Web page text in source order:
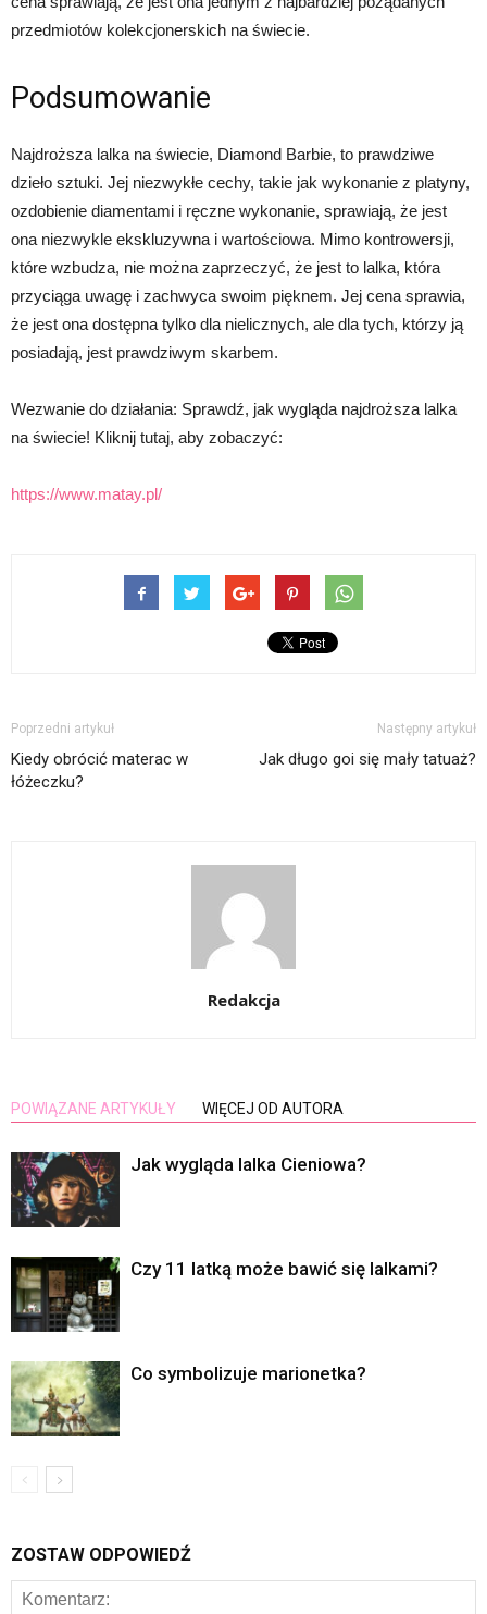
przedmiotów kolekcjonerskich na świecie.
Podsumowanie
Najdroższa lalka na świecie, Diamond Barbie, to prawdziwe
dzieło sztuki. Jej niezwykłe cechy, takie jak wykonanie z platyny,
ozdobienie diamentami i ręczne wykonanie, sprawiają, że jest
ona niezwykle ekskluzywna i wartościowa. Mimo kontrowersji,
które wzbudza, nie można zaprzeczyć, że jest to lalka, która
przyciąga uwagę i zachwyca swoim pięknem. Jej cena sprawia,
że jest ona dostępna tylko dla nielicznych, ale dla tych, którzy ją
posiadają, jest prawdziwym skarbem.
Wezwanie do działania: Sprawdź, jak wygląda najdroższa lalka
na świecie! Kliknij tutaj, aby zobaczyć:
https://www.matay.pl/
Poprzedni artykuł
Kiedy obrócić materac w
łóżeczku?
Następny artykuł
Jak długo goi się mały tatuaż?
Redakcja
POWIĄZANE ARTYKUŁY WIĘCEJ OD AUTORA
Jak wygląda lalka Cieniowa?
Czy 11 latką może bawić się lalkami?
Co symbolizuje marionetka?
ZOSTAW ODPOWIEDŹ